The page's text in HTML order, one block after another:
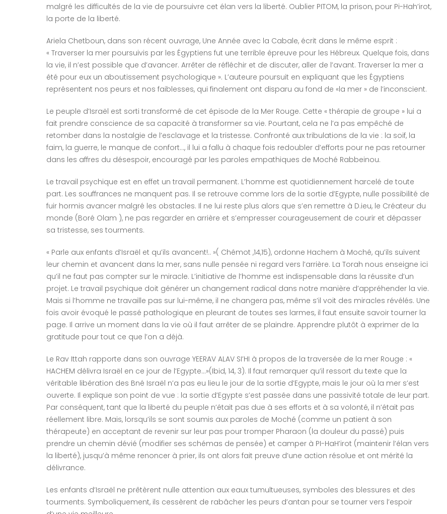
malgré les difficultés de la vie de poursuivre cet élan vers la liberté. Oublier PITOM, la prison, pour Pi-Hah’irot,
la porte de la liberté.
Ariela Chetboun, dans son récent ouvrage, Une Année avec la Cabale, écrit dans le même esprit :
« Traverser la mer poursuivis par les Égyptiens fut une terrible épreuve pour les Hébreux. Quelque fois, dans
la vie, il n’est possible que d’avancer. Arrêter de réfléchir et de discuter, aller de l’avant. Traverser la mer a
été pour eux un aboutissement psychologique ». L’auteure poursuit en expliquant que les Égyptiens
représentent nos peurs et nos faiblesses, qui finalement ont disparu au fond de «la mer » de l’inconscient.
Le peuple d’Israël est sorti transformé de cet épisode de la Mer Rouge. Cette « thérapie de groupe » lui a
fait prendre conscience de sa capacité à transformer sa vie. Pourtant, cela ne l’a pas empêché de
retomber dans la nostalgie de l’esclavage et la tristesse. Confronté aux tribulations de la vie : la soif, la
faim, la guerre, le manque de confort…, il lui a fallu à chaque fois redoubler d’efforts pour ne pas retourner
dans les affres du désespoir, encouragé par les paroles empathiques de Moché Rabbeinou.
Le travail psychique est en effet un travail permanent. L’homme est quotidiennement harcelé de toute
part. Les souffrances ne manquent pas. Il se retrouve comme lors de la sortie d’Egypte, nulle possibilité de
fuir hormis avancer malgré les obstacles. Il ne lui reste plus alors que s’en remettre à D.ieu, le Créateur du
monde (Boré Olam ), ne pas regarder en arrière et s’empresser courageusement de courir et dépasser
sa tristesse, ses tourments.
« Parle aux enfants d’Israël et qu’ils avancent!.. »( Chémot ,14,15), ordonne Hachem à Moché, qu’ils suivent
leur chemin et avancent dans la mer, sans nulle pensée ni regard vers l’arrière. La Torah nous enseigne ici
qu’il ne faut pas compter sur le miracle. L’initiative de l’homme est indispensable dans la réussite d’un
projet. Le travail psychique doit générer un changement radical dans notre manière d’appréhender la vie.
Mais si l’homme ne travaille pas sur lui-même, il ne changera pas, même s’il voit des miracles révélés. Une
fois avoir évoqué le passé pathologique en pleurant de toutes ses larmes, il faut ensuite savoir tourner la
page. Il arrive un moment dans la vie où il faut arrêter de se plaindre. Apprendre plutôt à exprimer de la
gratitude pour tout ce que l’on a déjà.
Le Rav Ittah rapporte dans son ouvrage YEERAV ALAV SI’HI à propos de la traversée de la mer Rouge : «
HACHEM délivra Israël en ce jour de l’Egypte…»(Ibid, 14, 3). Il faut remarquer qu’il ressort du texte que la
véritable libération des Bné Israël n’a pas eu lieu le jour de la sortie d’Egypte, mais le jour où la mer s’est
ouverte. Il explique son point de vue : la sortie d’Egypte s’est passée dans une passivité totale de leur part.
Par conséquent, tant que la liberté du peuple n’était pas due à ses efforts et à sa volonté, il n’était pas
réellement libre. Mais, lorsqu’ils se sont soumis aux paroles de Moché (comme un patient à son
thérapeute) en acceptant de revenir sur leur pas pour tromper Pharaon (la douleur du passé) puis
prendre un chemin dévié (modifier ses schémas de pensée) et camper à PI-HaH’irot (maintenir l’élan vers
la liberté), jusqu’à même renoncer à prier, ils ont alors fait preuve d’une action résolue et ont mérité la
délivrance.
Les enfants d’Israël ne prêtèrent nulle attention aux eaux tumultueuses, symboles des blessures et des
tourments. Symboliquement, ils cessèrent de rabâcher les peurs d’antan pour se tourner vers l’espoir